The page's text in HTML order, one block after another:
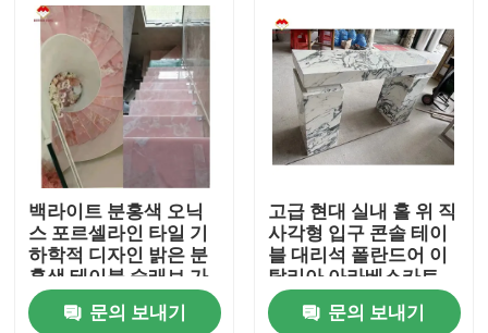
홈
회사 소개
접촉
제품 소개
백라이트 분홍색 오닉
스 포르셀라인 타일 기
하학적 디자인 밝은 분
홍색 테이블 슬래브 가
격 도매 투명한 분홍색
오닉스 계단문의 보내기
고급 현대 실내 홀 위 직
사각형 입구 콘솔 테이
블 대리석 폴란드어 이
탈리아 아라베스카토
대리석 기판 스탠드 대
리석
문의 보내기